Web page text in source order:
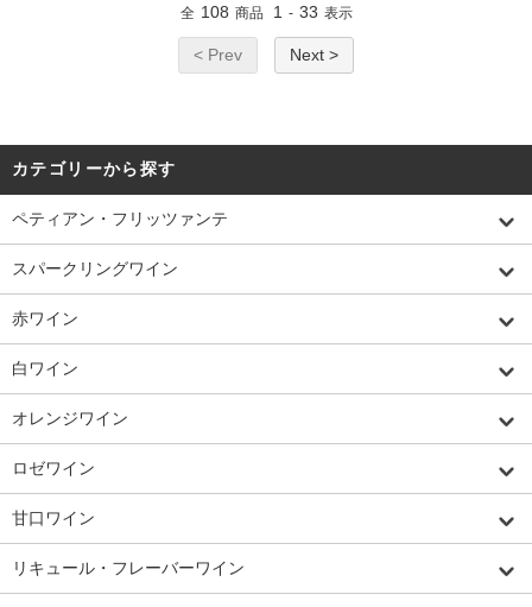
全 108 商品 1 - 33 表示
< Prev Next >
カテゴリーから探す
ペティアン・フリッツァンテ
スパークリングワイン
赤ワイン
白ワイン
オレンジワイン
ロゼワイン
甘口ワイン
リキュール・フレーバーワイン